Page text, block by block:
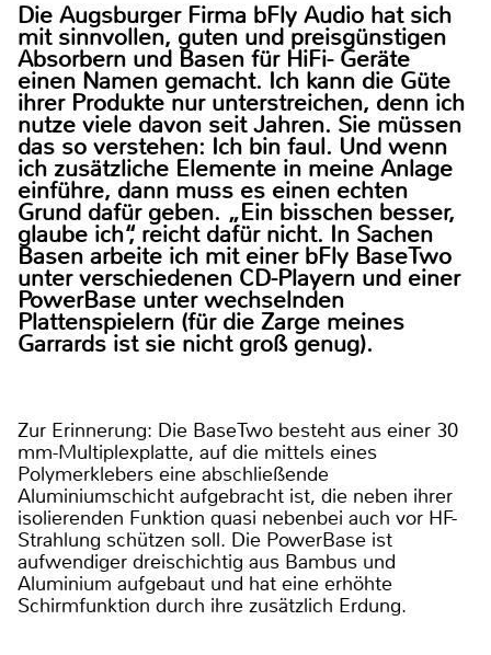
Die Augsburger Firma bFly Audio hat sich
mit sinnvollen, guten und preisgünstigen
Absorbern und Basen für HiFi- Geräte
einen Namen gemacht. Ich kann die Güte
ihrer Produkte nur unterstreichen, denn ich
nutze viele davon seit Jahren. Sie müssen
das so verstehen: Ich bin faul. Und wenn
ich zusätzliche Elemente in meine Anlage
einführe, dann muss es einen echten
Grund dafür geben. „Ein bisschen besser,
glaube ich“, reicht dafür nicht. In Sachen
Basen arbeite ich mit einer bFly BaseTwo
unter verschiedenen CD-Playern und einer
PowerBase unter wechselnden
Plattenspielern (für die Zarge meines
Garrards ist sie nicht groß genug).
Zur Erinnerung: Die BaseTwo besteht aus einer 30
mm-Multiplexplatte, auf die mittels eines
Polymerklebers eine abschließende
Aluminiumschicht aufgebracht ist, die neben ihrer
isolierenden Funktion quasi nebenbei auch vor HF-
Strahlung schützen soll. Die PowerBase ist
aufwendiger dreischichtig aus Bambus und
Aluminium aufgebaut und hat eine erhöhte
Schirmfunktion durch ihre zusätzlich Erdung.